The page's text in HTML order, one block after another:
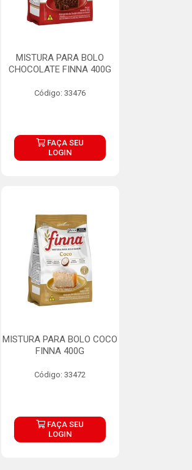
MISTURA PARA BOLO
CHOCOLATE FINNA 400G
Código: 33476
FAÇA SEU
LOGIN
MISTURA PARA BOLO COCO
FINNA 400G
Código: 33472
FAÇA SEU
LOGIN